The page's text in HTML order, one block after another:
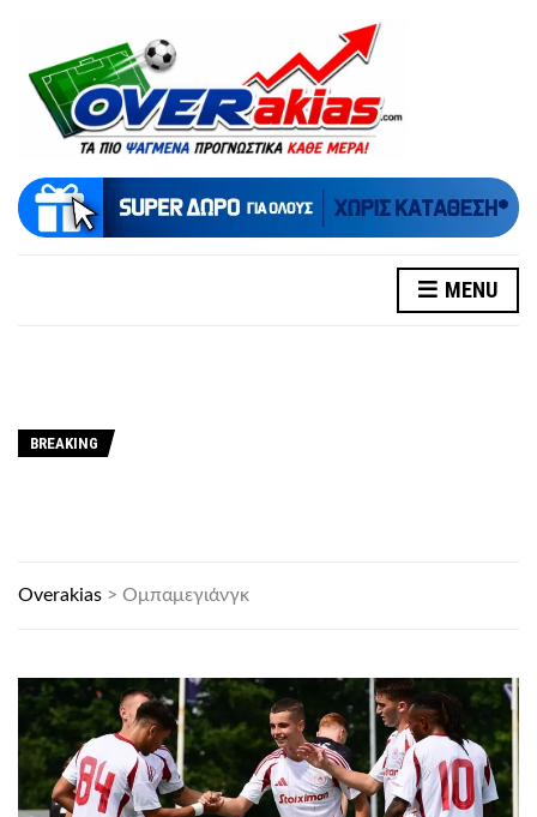
MENU
BREAKING
Overakias > Ομπαμεγιάνγκ